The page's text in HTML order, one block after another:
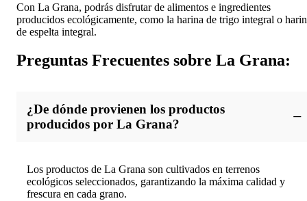
Con La Grana, podrás disfrutar de alimentos e ingredientes
producidos ecológicamente, como la harina de trigo integral o
de espelta integral.
Preguntas Frecuentes sobre La Grana:
¿De dónde provienen los productos
producidos por La Grana?
Los productos de La Grana son cultivados en terrenos
ecológicos seleccionados, garantizando la máxima calidad y
frescura en cada grano.